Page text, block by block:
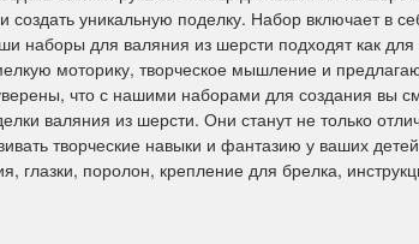
уникальную поделку. Набор включает в
наборы для валяния из шерсти подходят как
моторику, творческое мышление и
что с нашими наборами для создания вы
валяния из шерсти. Они станут не только
творческие навыки и фантазию у ваших
глазки, поролон, крепление для брелка,